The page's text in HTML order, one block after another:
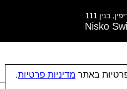
בנין 111
Nisko
באתר מדיניות פרטיות.